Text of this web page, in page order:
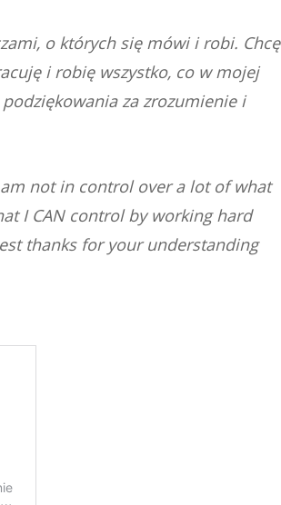
o których się mówi i robi. Chcę
i robię wszystko, co w mojej
za zrozumienie i
not in control over a lot of what
I CAN control by working hard
thanks for your understanding